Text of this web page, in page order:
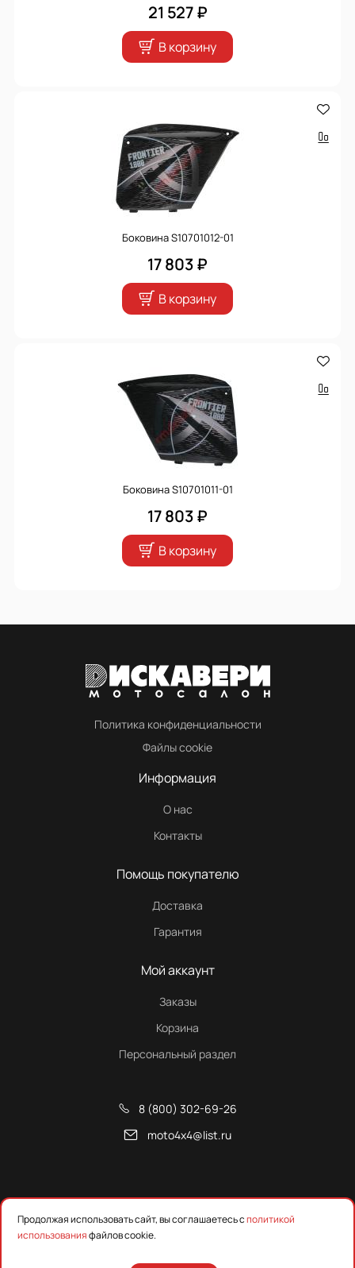
21 527 ₽
В корзину
Боковина S10701012-01
17 803 ₽
В корзину
Боковина S10701011-01
17 803 ₽
В корзину
Политика конфиденциальности
Файлы cookie
Информация
О нас
Контакты
Помощь покупателю
Доставка
Гарантия
Мой аккаунт
Заказы
Корзина
Персональный раздел
8 (800) 302-69-26
moto4x4@list.ru
Снегоходы, квадроциклы и запчасти от Русской Механики
Предложения на сайте не являются публичной офертой.
Продолжая использовать сайт, вы соглашаетесь сполитикой
использованияфайлов cookie.